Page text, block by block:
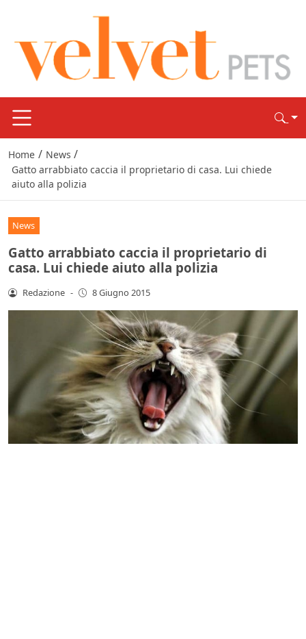
Home / News /
Gatto arrabbiato caccia il proprietario di casa. Lui chiede
aiuto alla polizia
News
Gatto arrabbiato caccia il proprietario di
casa. Lui chiede aiuto alla polizia
Redazione - 8 Giugno 2015